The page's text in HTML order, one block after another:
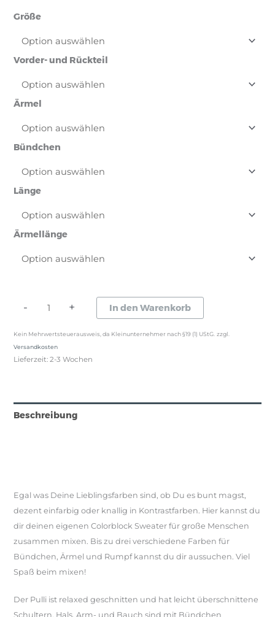
Größe
Vorder- und Rückteil
Ärmel
Bündchen
Länge
Ärmellänge
-
Colorblock
für
Große
+ In den Warenkorb
Kein Mehrwertsteuerausweis, da Kleinunternehmer nach §19 (1) UStG. zzgl.
Versandkosten
Lieferzeit:2-3 Wochen
Beschreibung
Egal was Deine Lieblingsfarben sind, ob Du es bunt magst,
dezent einfarbig oder knallig in Kontrastfarben. Hier kannst du
dir deinen eigenen Colorblock Sweater für große Menschen
zusammen mixen. Bis zu drei verschiedene Farben für
Bündchen, Ärmel und Rumpf kannst du dir aussuchen. Viel
Spaß beim mixen!
Der Pulli ist relaxed geschnitten und hat leicht überschnittene
Schultern. Hals, Arm- und Bauch sind mit Bündchen